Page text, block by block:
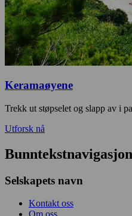
Keramaøyene
Trekk ut støpselet og slapp av i
Utforsk nå
Bunntekstnavigasjon
Selskapets navn
Kontakt oss